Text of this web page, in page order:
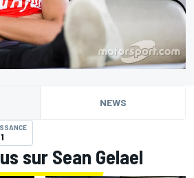
NEWS
sur Sean Gelael